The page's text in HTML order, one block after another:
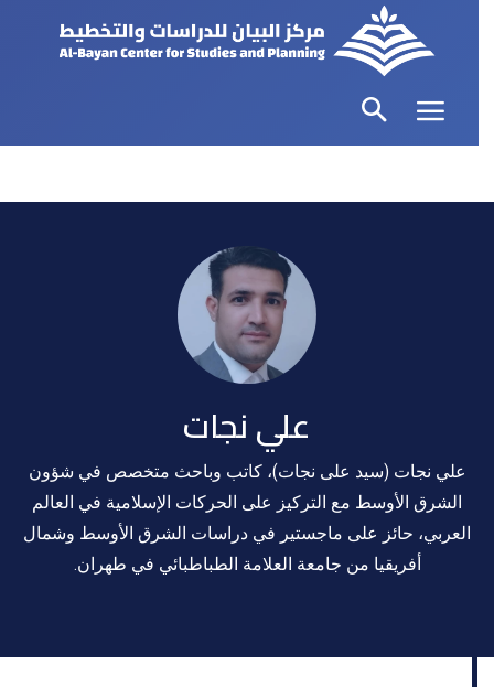
علي نجات
علي نجات (سيد على نجات)، کاتب وباحث متخصص في شؤون
الشرق الأوسط مع الترکیز علی الحرکات الإسلامیة في العالم
العربي، حائز علی ماجستیر في دراسات الشرق الأوسط وشمال
أفریقیا من جامعة العلامة الطباطبائي في طهران.